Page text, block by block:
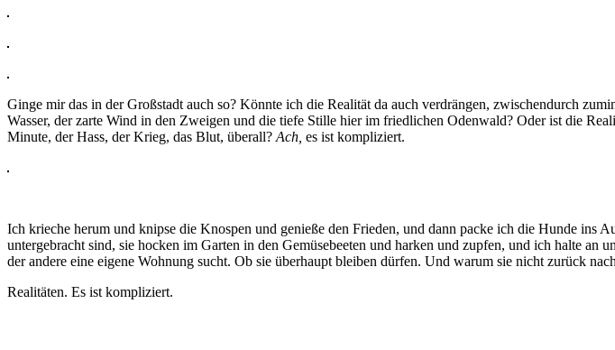
Ginge mir das in der Großstadt auch so? Könnte ich die Realität da auch verdrängen, zwischendurch
Wasser, der zarte Wind in den Zweigen und die tiefe Stille hier im friedlichen Odenwald? Oder ist die
Minute, der Hass, der Krieg, das Blut, überall? Ach, es ist kompliziert.
Ich krieche herum und knipse die Knospen und genieße den Frieden, und dann packe ich die Hunde ins
untergebracht sind, sie hocken im Garten in den Gemüsebeeten und harken und zupfen, und ich halte an
der andere eine eigene Wohnung sucht. Ob sie überhaupt bleiben dürfen. Und warum sie nicht zurück
Realitäten. Es ist kompliziert.